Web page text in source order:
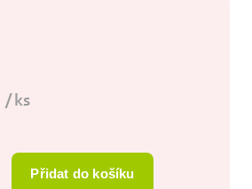
/ ks
Přidat do košíku